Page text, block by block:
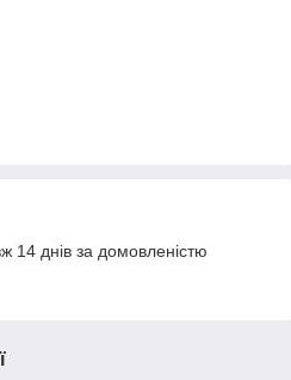
14 днів за домовленістю